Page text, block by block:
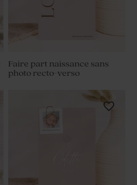
Faire part naissance sans
photo recto-verso